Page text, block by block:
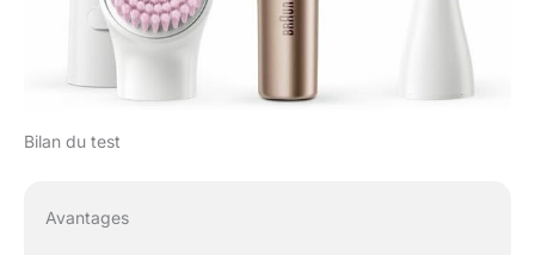
Bilan du test
Avantages